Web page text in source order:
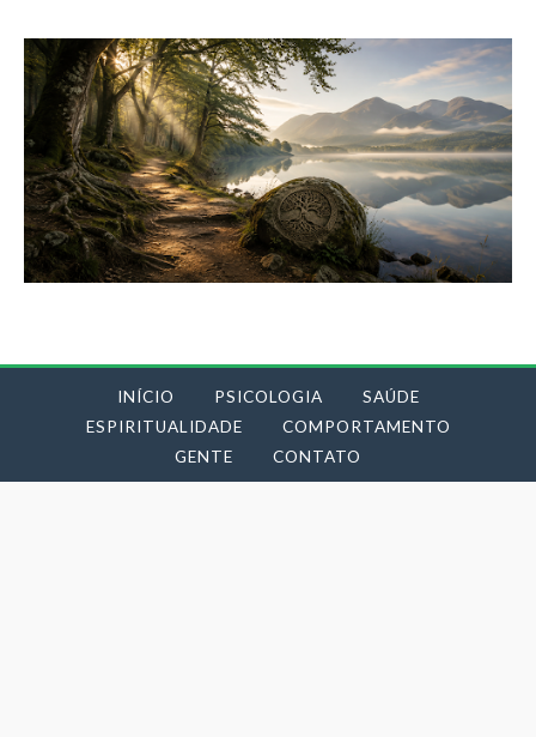
INÍCIO PSICOLOGIA
SAÚDE
ESPIRITUALIDADE
COMPORTAMENTO
GENTE
CONTATO